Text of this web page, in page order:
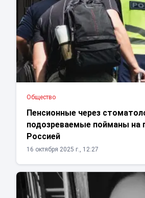
Общество
Пенсионные через
подозреваемые пойманы на
Россией
16 октября 2025 г., 12:27